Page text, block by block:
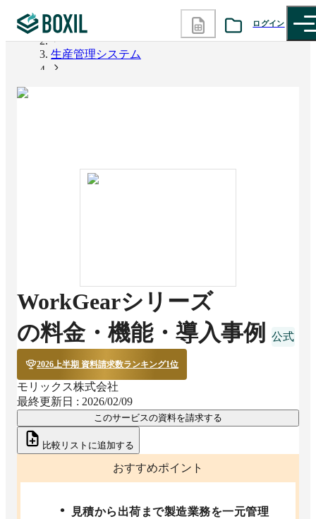
ログイン
カテゴリから探す
BOXILの使い方ガイド
BOXIL
生産管理システム
WorkGearシリーズ
の料金・機能・導入事例
2026上半期 資料請求数ランキング1位
モリックス株式会社
最終更新日 : 2026/02/09
このサービスの資料を請求する
比較リストに追加する
おすすめポイント
見積から出荷まで製造業務を一元管理